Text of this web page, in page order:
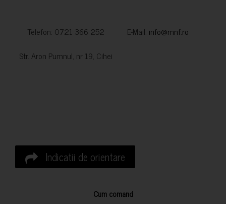
Telefon: 0721 366 252 E-Mail: info@mnf.ro
Str. Aron Pumnul, nr 19, Cihei
Indicatii de orientare
Cum comand